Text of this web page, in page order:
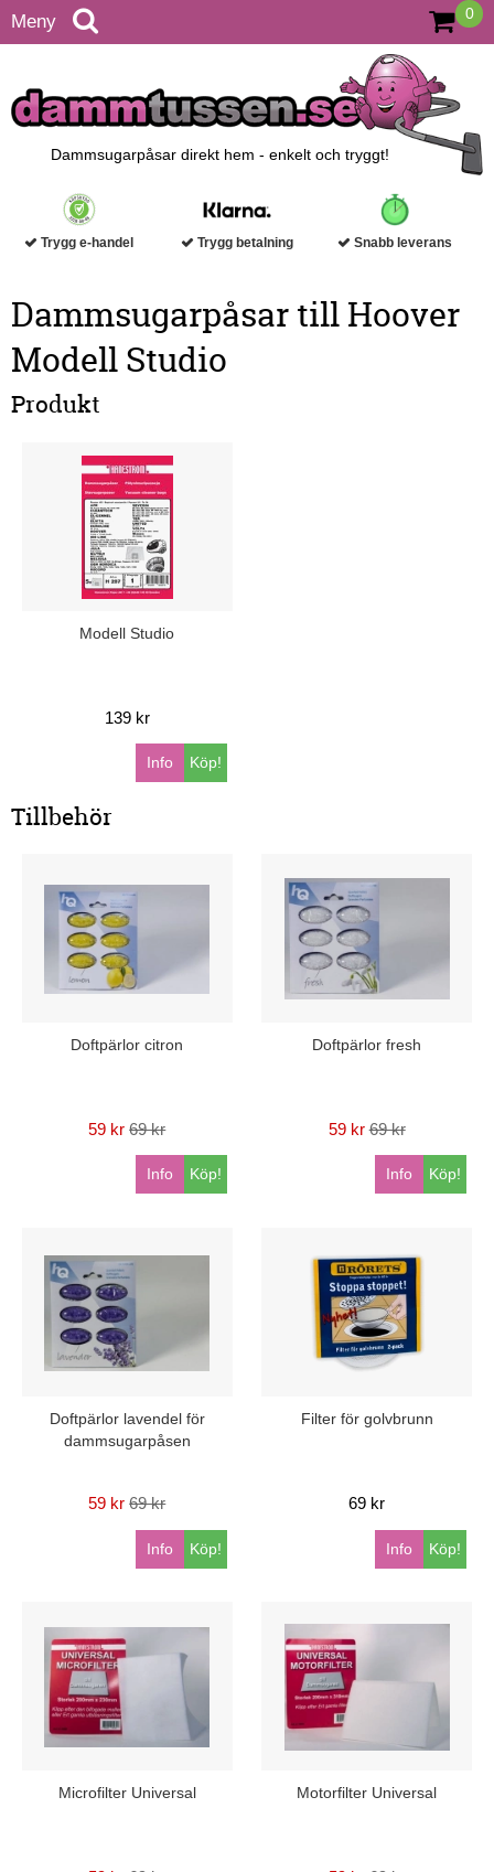
Meny 0
Dammsugarpåsar direkt hem - enkelt och tryggt!
Trygg e-handel Trygg betalning Snabb leverans
Dammsugarpåsar till Hoover
Modell Studio
Produkt
Modell Studio
139 kr
Köp!
Info
Tillbehör
Doftpärlor citron
59 kr 69 kr
Köp!
Info
Doftpärlor fresh
59 kr 69 kr
Köp!
Info
Doftpärlor lavendel för
dammsugarpåsen
59 kr 69 kr
Köp!
Info
Filter för golvbrunn
69 kr
Köp!
Info
Microfilter Universal Motorfilter Universal